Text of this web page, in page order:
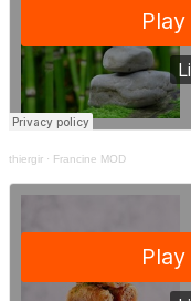
thiergir · Francine MOD